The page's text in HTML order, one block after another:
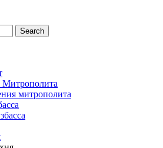
Митрополита
митрополита